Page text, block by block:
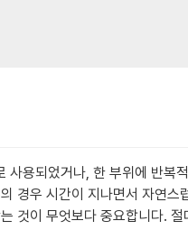
용되었거나, 한 부위에 반복
경우 시간이 지나면서 자연스
것이 무엇보다 중요합니다.